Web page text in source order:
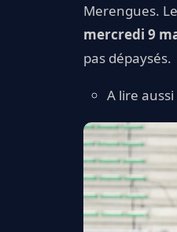
Merengues.
mercredi 9
pas dépaysés.
A lire aussi